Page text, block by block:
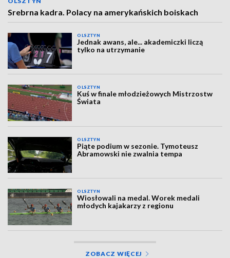
Srebrna kadra. Polacy na amerykańskich boiskach
OLSZTYN
Jednak awans, ale... akademiczki liczą
tylko na utrzymanie
OLSZTYN
Kuś w finale młodzieżowych Mistrzostw
Świata
OLSZTYN
Piąte podium w sezonie. Tymoteusz
Abramowski nie zwalnia tempa
OLSZTYN
Wiosłowali na medal. Worek medali
młodych kajakarzy z regionu
ZOBACZ WIĘCEJ